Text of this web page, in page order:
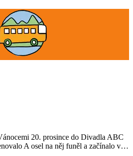
20. prosince do Divadla ABC
A osel na něj funěl a začínalo v…